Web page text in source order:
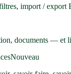
import / export
documents — et
Nouveau